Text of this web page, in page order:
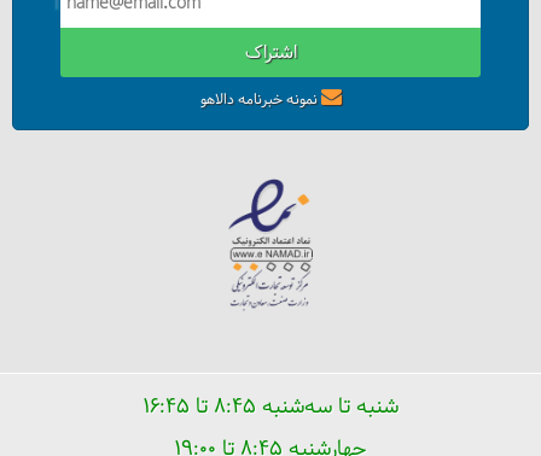
اشتراک
نمونه خبرنامه دالاهو
شنبه تا سه‌شنبه ۸:۴۵ تا ۱۶:۴۵